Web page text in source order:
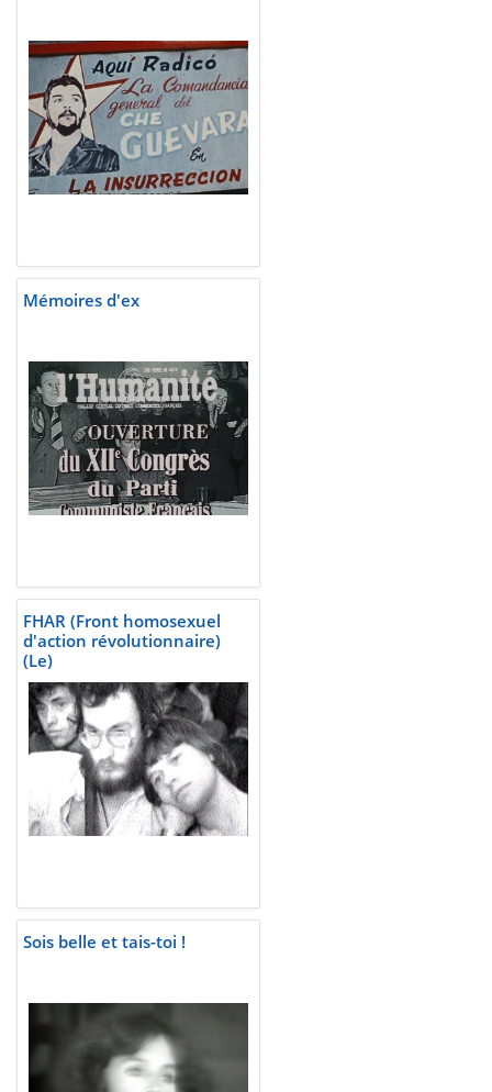
Mémoires d'ex
FHAR (Front homosexuel
d'action révolutionnaire)
(Le)
Sois belle et tais-toi !